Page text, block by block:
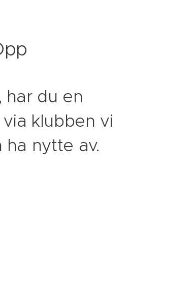
har du en
klubben vi
ha nytte av.